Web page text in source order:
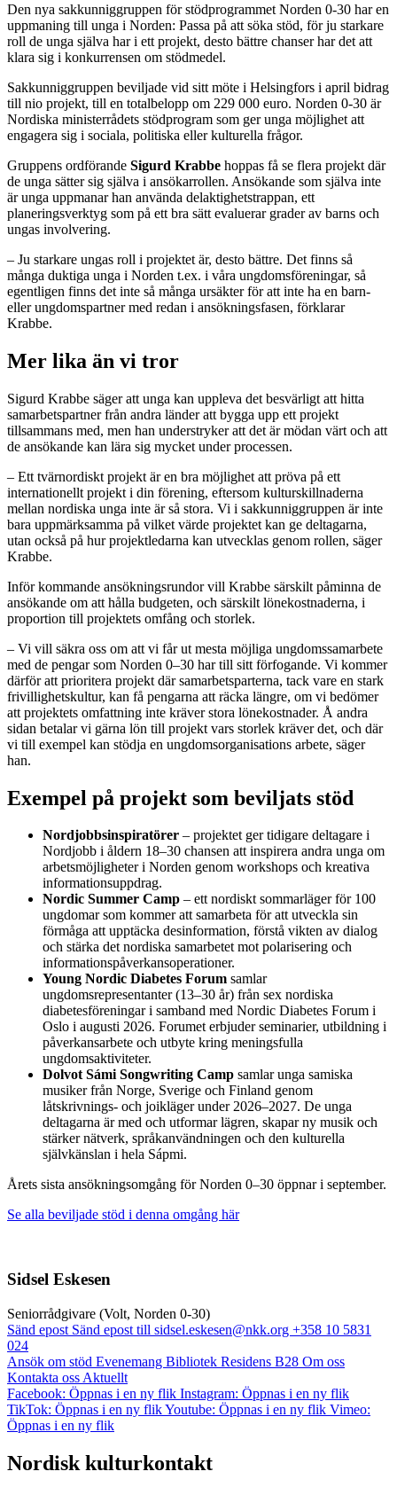
Den nya sakkunniggruppen för stödprogrammet Norden 0-30 har en
uppmaning till unga i Norden: Passa på att söka stöd, för ju starkare
roll de unga själva har i ett projekt, desto bättre chanser har det att
klara sig i konkurrensen om stödmedel.
Sakkunniggruppen beviljade vid sitt möte i Helsingfors i april bidrag
till nio projekt, till en totalbelopp om 229 000 euro. Norden 0-30 är
Nordiska ministerrådets stödprogram som ger unga möjlighet att
engagera sig i sociala, politiska eller kulturella frågor.
Gruppens ordförande Sigurd Krabbe hoppas få se flera projekt där
de unga sätter sig själva i ansökarrollen. Ansökande som själva inte
är unga uppmanar han använda delaktighetstrappan, ett
planeringsverktyg som på ett bra sätt evaluerar grader av barns och
ungas involvering.
– Ju starkare ungas roll i projektet är, desto bättre. Det finns så
många duktiga unga i Norden t.ex. i våra ungdomsföreningar, så
egentligen finns det inte så många ursäkter för att inte ha en barn-
eller ungdomspartner med redan i ansökningsfasen, förklarar
Krabbe.
Mer lika än vi tror
Sigurd Krabbe säger att unga kan uppleva det besvärligt att hitta
samarbetspartner från andra länder att bygga upp ett projekt
tillsammans med, men han understryker att det är mödan värt och att
de ansökande kan lära sig mycket under processen.
– Ett tvärnordiskt projekt är en bra möjlighet att pröva på ett
internationellt projekt i din förening, eftersom kulturskillnaderna
mellan nordiska unga inte är så stora. Vi i sakkunniggruppen är inte
bara uppmärksamma på vilket värde projektet kan ge deltagarna,
utan också på hur projektledarna kan utvecklas genom rollen, säger
Krabbe.
Inför kommande ansökningsrundor vill Krabbe särskilt påminna de
ansökande om att hålla budgeten, och särskilt lönekostnaderna, i
proportion till projektets omfång och storlek.
– Vi vill säkra oss om att vi får ut mesta möjliga ungdomssamarbete
med de pengar som Norden 0–30 har till sitt förfogande. Vi kommer
därför att prioritera projekt där samarbetsparterna, tack vare en stark
frivillighetskultur, kan få pengarna att räcka längre, om vi bedömer
att projektets omfattning inte kräver stora lönekostnader. Å andra
sidan betalar vi gärna lön till projekt vars storlek kräver det, och där
vi till exempel kan stödja en ungdomsorganisations arbete, säger
han.
Exempel på projekt som beviljats stöd
Nordjobbsinspiratörer – projektet ger tidigare deltagare i
Nordjobb i åldern 18–30 chansen att inspirera andra unga om
arbetsmöjligheter i Norden genom workshops och kreativa
informationsuppdrag.
Nordic Summer Camp – ett nordiskt sommarläger för 100
ungdomar som kommer att samarbeta för att utveckla sin
förmåga att upptäcka desinformation, förstå vikten av dialog
och stärka det nordiska samarbetet mot polarisering och
informationspåverkansoperationer.
Young Nordic Diabetes Forum samlar
ungdomsrepresentanter (13–30 år) från sex nordiska
diabetesföreningar i samband med Nordic Diabetes Forum i
Oslo i augusti 2026. Forumet erbjuder seminarier, utbildning i
påverkansarbete och utbyte kring meningsfulla
ungdomsaktiviteter.
Dolvot Sámi Songwriting Camp samlar unga samiska
musiker från Norge, Sverige och Finland genom
låtskrivnings- och joikläger under 2026–2027. De unga
deltagarna är med och utformar lägren, skapar ny musik och
stärker nätverk, språkanvändningen och den kulturella
självkänslan i hela Sápmi.
Årets sista ansökningsomgång för Norden 0–30 öppnar i september.
Se alla beviljade stöd i denna omgång här
Sidsel Eskesen
Senior­rådgivare (Volt, Norden 0-30)
Sänd epost Sänd epost till sidsel.eskesen@nkk.org +358 10 5831
024
Ansök om stöd Evenemang Bibliotek Residens B28 Om oss
Kontakta oss Aktuellt
Facebook: Öppnas i en ny flik Instagram: Öppnas i en ny flik
TikTok: Öppnas i en ny flikYoutube: Öppnas i en ny flik Vimeo:
Öppnas i en ny flik
Nordisk kulturkontakt